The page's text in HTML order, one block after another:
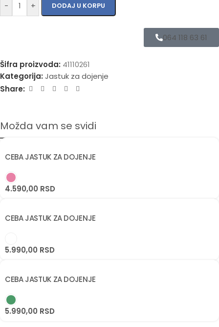
- + DODAJ U KORPU
064 118 63 61
Šifra proizvoda: 41110261
Kategorija: Jastuk za dojenje
Share:
Možda vam se svidi
CEBA JASTUK ZA DOJENJE
4.590,00 RSD
CEBA JASTUK ZA DOJENJE
5.990,00 RSD
CEBA JASTUK ZA DOJENJE
5.990,00 RSD